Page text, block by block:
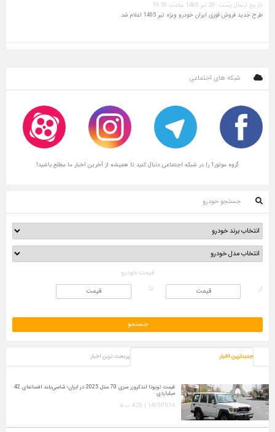
تاریخ ارسال پست: 29 تیر 1405 ساعت 19:59
طرح جدید فروش فوری ایران خودرو ویژه تیر 1405 اعلام شد.
شبکه های اجتماعی
گروه موتور1 را در شبکه اجتماعی دنبال کنید تا همیشه از آخرین اخبار ما مطلع باشید!
جستجو خودرو
قیمت خودرو
از
تا
جدیدترین اخبار پربحث ترین اخبار
قیمت تویوتا لندکروزر سری 70 مدل 2025 در ایران؛ شاسی‌بلند افسانه‌ای 42
میلیاردی
1405-05-14 | 4:26 ب.ظ